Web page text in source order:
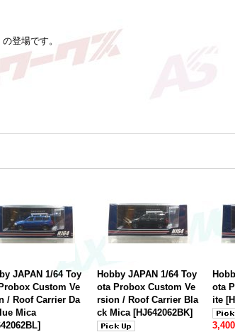
登場です。
JAPAN 1/64 Toy
Custom Ve
/ Roof Carrier Da
Mica
]
Hobby JAPAN 1/64 Toy
ota Probox Custom Ve
rsion / Roof Carrier Bla
ck Mica [HJ642062BK]
ota
ite [